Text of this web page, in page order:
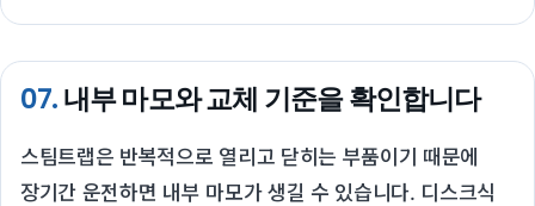
07.내부 마모와 교체 기준을 확인합니다
스팀트랩은 반복적으로 열리고 닫히는 부품이기 때문에
장기간 운전하면 내부 마모가 생길 수 있습니다. 디스크식